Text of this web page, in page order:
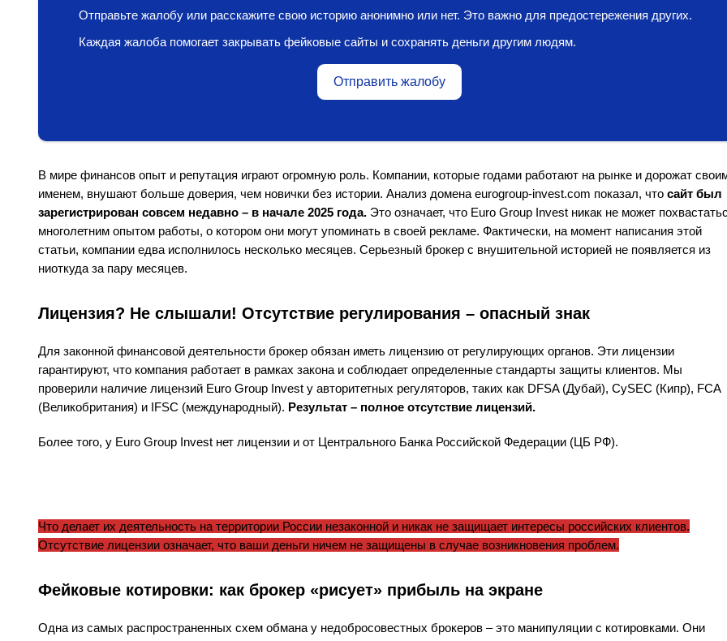
Отправьте жалобу или расскажите свою историю анонимно или нет. Это важно для предостережения других.
Каждая жалоба помогает закрывать фейковые сайты и сохранять деньги другим людям.
Отправить жалобу
В мире финансов опыт и репутация играют огромную роль. Компании, которые годами работают на рынке и дорожат
именем, внушают больше доверия, чем новички без истории. Анализ домена eurogroup-invest.com показал, что сайт был
зарегистрирован совсем недавно – в начале 2025 года. Это означает, что Euro Group Invest никак не может
многолетним опытом работы, о котором они могут упоминать в своей рекламе. Фактически, на момент написания этой
статьи, компании едва исполнилось несколько месяцев. Серьезный брокер с внушительной историей не появляется из
ниоткуда за пару месяцев.
Лицензия? Не слышали! Отсутствие регулирования – опасный знак
Для законной финансовой деятельности брокер обязан иметь лицензию от регулирующих органов. Эти лицензии
гарантируют, что компания работает в рамках закона и соблюдает определенные стандарты защиты клиентов. Мы
проверили наличие лицензий Euro Group Invest у авторитетных регуляторов, таких как DFSA (Дубай), CySEC (Кипр), FCA
(Великобритания) и IFSC (международный). Результат – полное отсутствие лицензий.
Более того, у Euro Group Invest нет лицензии и от Центрального Банка Российской Федерации (ЦБ РФ).
Что делает их деятельность на территории России незаконной и никак не защищает интересы российских клиентов.
Отсутствие лицензии означает, что ваши деньги ничем не защищены в случае возникновения проблем.
Фейковые котировки: как брокер «рисует» прибыль на экране
Одна из самых распространенных схем обмана у недобросовестных брокеров – это манипуляции с котировками. Они